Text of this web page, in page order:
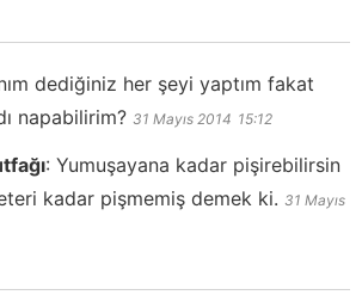
dediğiniz her şeyi yaptım fakat
napabilirim? 31 Mayıs 2014 15:12
: Yumuşayana kadar pişirebilirsin
kadar pişmemiş demek ki. 31 Mayıs